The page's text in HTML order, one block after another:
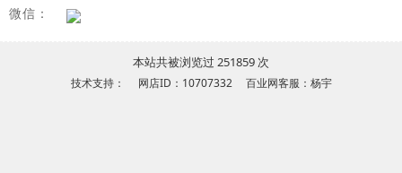
微信：
本站共被浏览过 251859 次
技术支持： 网店ID：10707332 百业网客服：杨宇